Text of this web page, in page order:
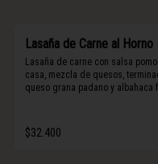
Lasaña de Carne al Horno
Lasaña de carne con salsa
casa, mezcla de quesos,
queso grana padano y albahaca
$32.400